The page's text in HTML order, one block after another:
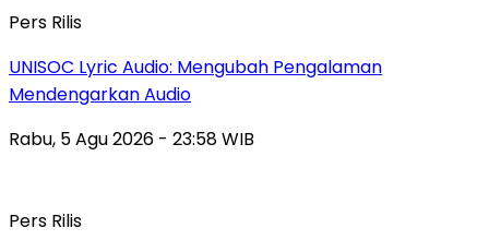
Pers Rilis
UNISOC Lyric Audio: Mengubah Pengalaman
Mendengarkan Audio
Rabu, 5 Agu 2026 - 23:58 WIB
Pers Rilis